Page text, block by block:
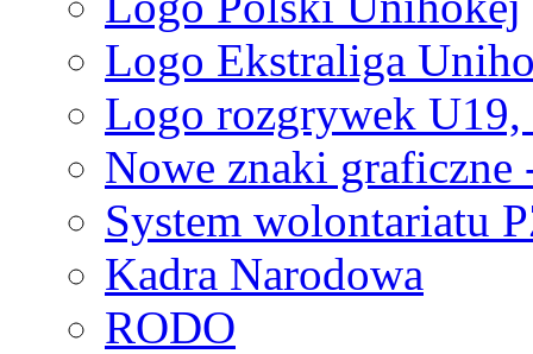
Logo Ekstraliga
Logo rozgrywek
Nowe znaki graficzne
System wolontariatu
Kadra Narodowa
RODO